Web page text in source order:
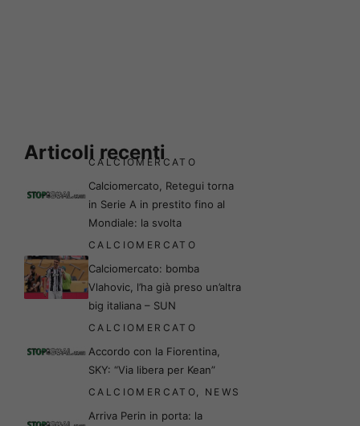
Articoli recenti
CALCIOMERCATO
Calciomercato, Retegui torna
in Serie A in prestito fino al
Mondiale: la svolta
CALCIOMERCATO
Calciomercato: bomba
Vlahovic, l’ha già preso un’altra
big italiana – SUN
CALCIOMERCATO
Accordo con la Fiorentina,
SKY: “Via libera per Kean”
CALCIOMERCATO NEWS
Arriva Perin in porta: la